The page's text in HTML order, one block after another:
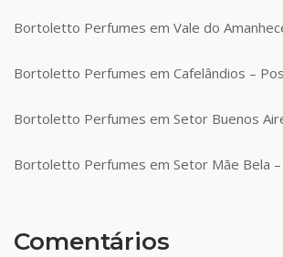
Bortoletto Perfumes em Vale do
Bortoletto Perfumes em Cafelândios –
Bortoletto Perfumes em Setor Buenos
Bortoletto Perfumes em Setor Mãe Bela –
Comentários